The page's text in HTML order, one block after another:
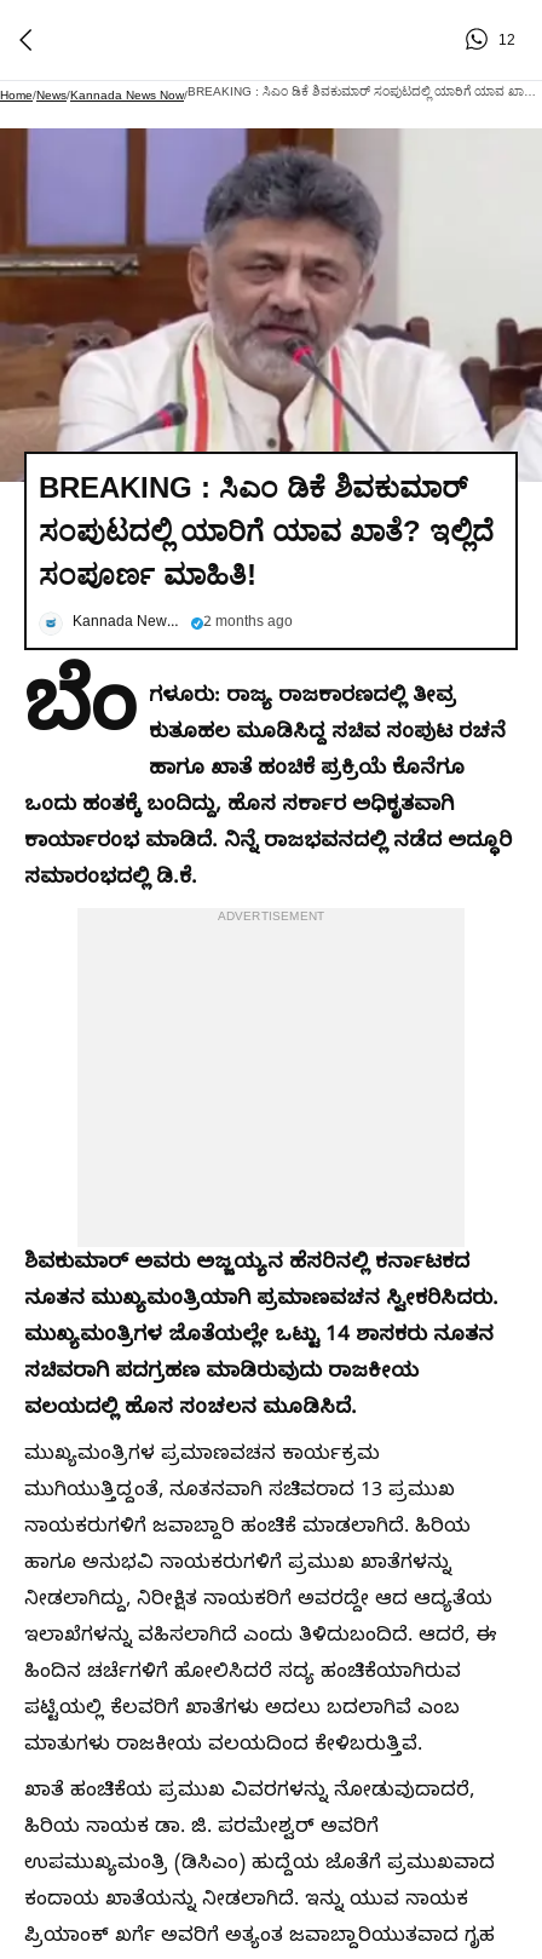
12
Home/News/Kannada News Now/
BREAKING : ಸಿಎಂ ಡಿಕೆ ಶಿವಕುಮಾರ್
ಸಂಪುಟದಲ್ಲಿ ಯಾರಿಗೆ ಯಾವ ಖಾತೆ? ಇಲ್ಲಿದೆ
ಸಂಪೂರ್ಣ ಮಾಹಿತಿ!
Kannada News Now 2 months ago
ಬೆಂ ಗಳೂರು: ರಾಜ್ಯ ರಾಜಕಾರಣದಲ್ಲಿ ತೀವ್ರ
ಕುತೂಹಲ ಮೂಡಿಸಿದ್ದ ಸಚಿವ ಸಂಪುಟ ರಚನೆ
ಹಾಗೂ ಖಾತೆ ಹಂಚಿಕೆ ಪ್ರಕ್ರಿಯೆ ಕೊನೆಗೂ
ಒಂದು ಹಂತಕ್ಕೆ ಬಂದಿದ್ದು, ಹೊಸ ಸರ್ಕಾರ ಅಧಿಕೃತವಾಗಿ
ಕಾರ್ಯಾರಂಭ ಮಾಡಿದೆ. ನಿನ್ನೆ ರಾಜಭವನದಲ್ಲಿ ನಡೆದ ಅದ್ಧೂರಿ
ಸಮಾರಂಭದಲ್ಲಿ ಡಿ.ಕೆ.
ADVERTISEMENT
ಶಿವಕುಮಾರ್ ಅವರು ಅಜ್ಜಯ್ಯನ ಹೆಸರಿನಲ್ಲಿ ಕರ್ನಾಟಕದ
ನೂತನ ಮುಖ್ಯಮಂತ್ರಿಯಾಗಿ ಪ್ರಮಾಣವಚನ ಸ್ವೀಕರಿಸಿದರು.
ಮುಖ್ಯಮಂತ್ರಿಗಳ ಜೊತೆಯಲ್ಲೇ ಒಟ್ಟು 14 ಶಾಸಕರು ನೂತನ
ಸಚಿವರಾಗಿ ಪದಗ್ರಹಣ ಮಾಡಿರುವುದು ರಾಜಕೀಯ
ವಲಯದಲ್ಲಿ ಹೊಸ ಸಂಚಲನ ಮೂಡಿಸಿದೆ.
ಮುಖ್ಯಮಂತ್ರಿಗಳ ಪ್ರಮಾಣವಚನ ಕಾರ್ಯಕ್ರಮ
ಮುಗಿಯುತ್ತಿದ್ದಂತೆ, ನೂತನವಾಗಿ ಸಚಿವರಾದ 13 ಪ್ರಮುಖ
ನಾಯಕರುಗಳಿಗೆ ಜವಾಬ್ದಾರಿ ಹಂಚಿಕೆ ಮಾಡಲಾಗಿದೆ. ಹಿರಿಯ
ಹಾಗೂ ಅನುಭವಿ ನಾಯಕರುಗಳಿಗೆ ಪ್ರಮುಖ ಖಾತೆಗಳನ್ನು
ನೀಡಲಾಗಿದ್ದು, ನಿರೀಕ್ಷಿತ ನಾಯಕರಿಗೆ ಅವರದ್ದೇ ಆದ ಆದ್ಯತೆಯ
ಇಲಾಖೆಗಳನ್ನು ವಹಿಸಲಾಗಿದೆ ಎಂದು ತಿಳಿದುಬಂದಿದೆ. ಆದರೆ, ಈ
ಹಿಂದಿನ ಚರ್ಚೆಗಳಿಗೆ ಹೋಲಿಸಿದರೆ ಸದ್ಯ ಹಂಚಿಕೆಯಾಗಿರುವ
ಪಟ್ಟಿಯಲ್ಲಿ ಕೆಲವರಿಗೆ ಖಾತೆಗಳು ಅದಲು ಬದಲಾಗಿವೆ ಎಂಬ
ಮಾತುಗಳು ರಾಜಕೀಯ ವಲಯದಿಂದ ಕೇಳಿಬರುತ್ತಿವೆ.
ಖಾತೆ ಹಂಚಿಕೆಯ ಪ್ರಮುಖ ವಿವರಗಳನ್ನು ನೋಡುವುದಾದರೆ,
ಹಿರಿಯ ನಾಯಕ ಡಾ. ಜಿ. ಪರಮೇಶ್ವರ್ ಅವರಿಗೆ
ಉಪಮುಖ್ಯಮಂತ್ರಿ (ಡಿಸಿಎಂ) ಹುದ್ದೆಯ ಜೊತೆಗೆ ಪ್ರಮುಖವಾದ
ಕಂದಾಯ ಖಾತೆಯನ್ನು ನೀಡಲಾಗಿದೆ. ಇನ್ನು ಯುವ ನಾಯಕ
ಪ್ರಿಯಾಂಕ್ ಖರ್ಗೆ ಅವರಿಗೆ ಅತ್ಯಂತ ಜವಾಬ್ದಾರಿಯುತವಾದ ಗೃಹ